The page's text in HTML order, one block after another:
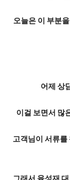
오늘은 이 부분
어제 상
이걸 보면서 많
고객님이 서류를